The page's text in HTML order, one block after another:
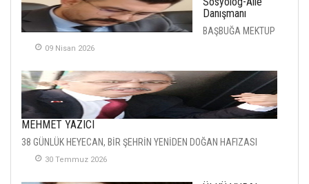
Danışmanı
BAŞBUĞA MEKTUP
09 Nisan 2026
MEHMET YAZICI
38 GÜNLÜK HEYECAN, BİR ŞEHRİN YENİDEN DOĞAN HAFIZASI
30 Temmuz 2026